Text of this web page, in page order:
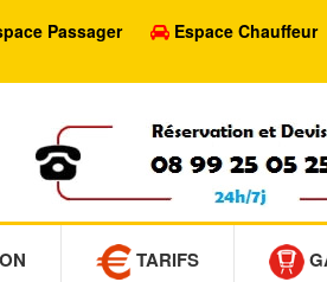
Passager Espace Chauffeur
TARIFS